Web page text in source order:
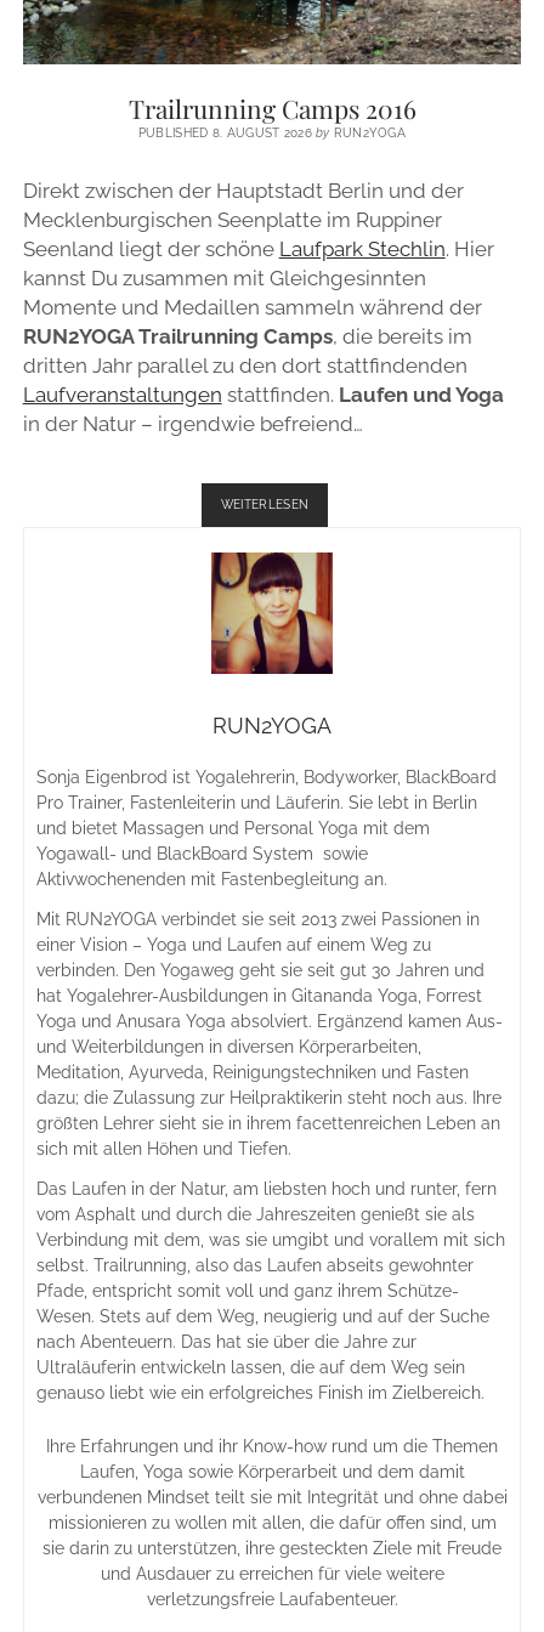
Trailrunning Camps 2016
PUBLISHED 8. AUGUST 2026by RUN2YOGA
Direkt zwischen der Hauptstadt Berlin und der
Mecklenburgischen Seenplatte im Ruppiner
Seenland liegt der schöne Laufpark Stechlin. Hier
kannst Du zusammen mit Gleichgesinnten
Momente und Medaillen sammeln während der
RUN2YOGA Trailrunning Camps, die bereits im
dritten Jahr parallel zu den dort stattfindenden
Laufveranstaltungen stattfinden. Laufen und Yoga
in der Natur – irgendwie befreiend…
WEITERLESEN
CAMPS
RUN2YOGA
Sonja Eigenbrod ist Yogalehrerin, Bodyworker, BlackBoard
Pro Trainer, Fastenleiterin und Läuferin. Sie lebt in Berlin
und bietet Massagen und Personal Yoga mit dem
Yogawall- und BlackBoard System sowie
Aktivwochenenden mit Fastenbegleitung an.
Mit RUN2YOGA verbindet sie seit 2013 zwei Passionen in
einer Vision – Yoga und Laufen auf einem Weg zu
verbinden. Den Yogaweg geht sie seit gut 30 Jahren und
hat Yogalehrer-Ausbildungen in Gitananda Yoga, Forrest
Yoga und Anusara Yoga absolviert. Ergänzend kamen Aus-
und Weiterbildungen in diversen Körperarbeiten,
Meditation, Ayurveda, Reinigungstechniken und Fasten
dazu; die Zulassung zur Heilpraktikerin steht noch aus. Ihre
größten Lehrer sieht sie in ihrem facettenreichen Leben an
sich mit allen Höhen und Tiefen.
Das Laufen in der Natur, am liebsten hoch und runter, fern
vom Asphalt und durch die Jahreszeiten genießt sie als
Verbindung mit dem, was sie umgibt und vorallem mit sich
selbst. Trailrunning, also das Laufen abseits gewohnter
Pfade, entspricht somit voll und ganz ihrem Schütze-
Wesen. Stets auf dem Weg, neugierig und auf der Suche
nach Abenteuern. Das hat sie über die Jahre zur
Ultraläuferin entwickeln lassen, die auf dem Weg sein
genauso liebt wie ein erfolgreiches Finish im Zielbereich.
Ihre Erfahrungen und ihr Know-how rund um die Themen
Laufen, Yoga sowie Körperarbeit und dem damit
verbundenen Mindset teilt sie mit Integrität und ohne dabei
missionieren zu wollen mit allen, die dafür offen sind, um
sie darin zu unterstützen, ihre gesteckten Ziele mit Freude
und Ausdauer zu erreichen für viele weitere
verletzungsfreie Laufabenteuer.